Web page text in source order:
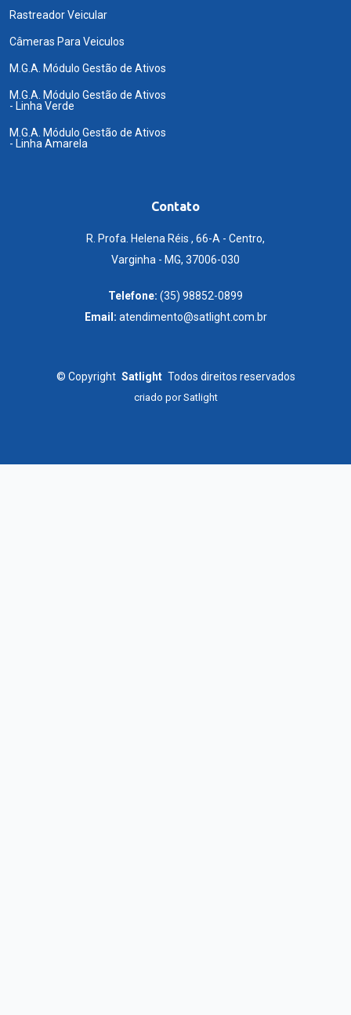
Rastreador Veicular
Câmeras Para Veiculos
M.G.A. Módulo Gestão de Ativos
M.G.A. Módulo Gestão de Ativos
- Linha Verde
M.G.A. Módulo Gestão de Ativos
- Linha Amarela
Contato
R. Profa. Helena Réis , 66-A - Centro,
Varginha - MG, 37006-030
Telefone: (35) 98852-0899
Email: atendimento@satlight.com.br
© Copyright Satlight Todos direitos reservados
criado porSatlight